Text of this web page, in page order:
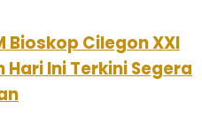
Bioskop Cilegon XXI
Hari Ini Terkini Segera